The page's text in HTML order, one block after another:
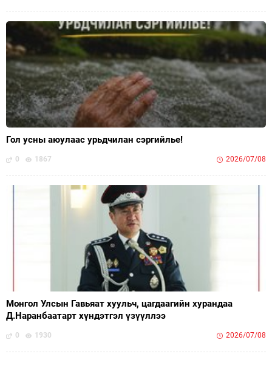
Гол усны аюулаас урьдчилан сэргийлье!
0 1867 2026/07/08
Монгол Улсын Гавьяат хуульч, цагдаагийн хурандаа
Д.Наранбаатарт хүндэтгэл үзүүллээ
0 1930 2026/07/08